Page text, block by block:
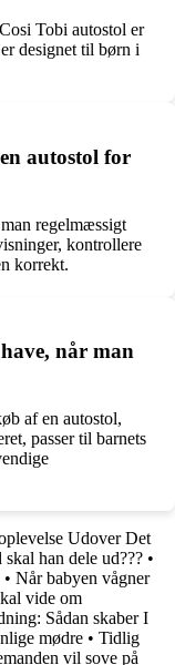
Tobi autostol er
designet til børn i
autostol for
regelmæssigt
kontrollere
korrekt.
når man
af en autostol,
passer til barnets
Udover Det
han dele ud??? •
• Når babyen vågner
vide om
Sådan skaber I
mødre • Tidlig
vil sove på